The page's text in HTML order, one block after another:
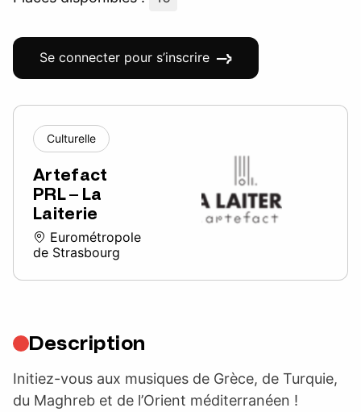
Se connecter pour s’inscrire
Culturelle
Artefact
PRL – La
Laiterie
Eurométropole
de Strasbourg
Description
Initiez-vous aux musiques de Grèce, de Turquie,
du Maghreb et de l’Orient méditerranéen !